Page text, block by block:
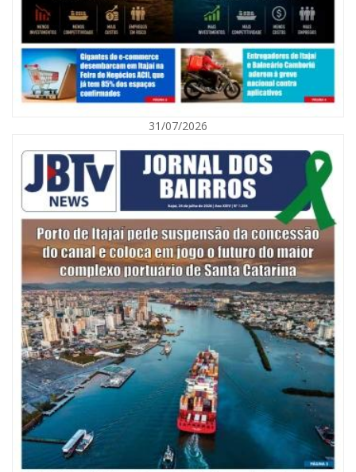
Defesa Civil de Itajaí alerta para chuva, ventos fortes e queda de
temperatura
ITAJAÍ
31/07/2026